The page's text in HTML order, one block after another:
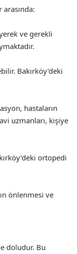
ve gerekli
Bakırköy’deki
hastaların
uzmanları, kişiye
ortopedi
önlenmesi ve
doludur. Bu